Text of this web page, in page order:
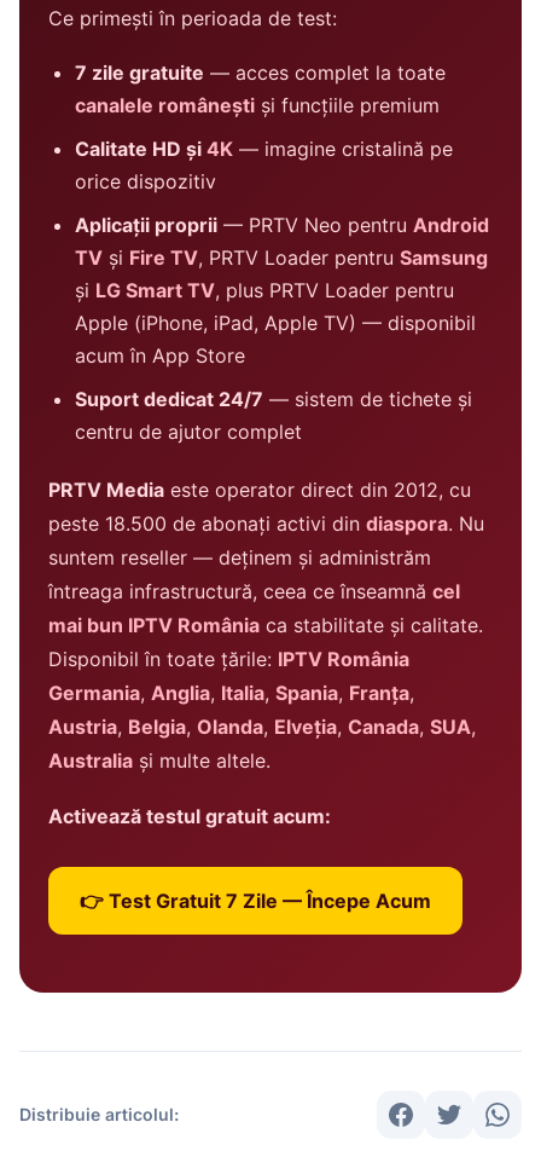
Ce primești în perioada de test:
7 zile gratuite — acces complet la toate
canalele românești și funcțiile premium
Calitate HD și 4K — imagine cristalină pe
orice dispozitiv
Aplicații proprii — PRTV Neo pentru Android
TV și Fire TV, PRTV Loader pentru Samsung
și LG Smart TV, plus PRTV Loader pentru
Apple (iPhone, iPad, Apple TV) — disponibil
acum în App Store
Suport dedicat 24/7 — sistem de tichete și
centru de ajutor complet
PRTV Media este operator direct din 2012, cu
peste 18.500 de abonați activi din diaspora. Nu
suntem reseller — deținem și administrăm
întreaga infrastructură, ceea ce înseamnă cel
mai bun IPTV România ca stabilitate și calitate.
Disponibil în toate țările: IPTV România
Germania, Anglia, Italia, Spania, Franța,
Austria, Belgia, Olanda, Elveția, Canada, SUA,
Australia și multe altele.
Activează testul gratuit acum:
👉 Test Gratuit 7 Zile — Începe Acum
Distribuie articolul: